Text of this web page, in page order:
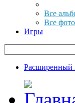
Все
Все фото
Игры
Расширенный